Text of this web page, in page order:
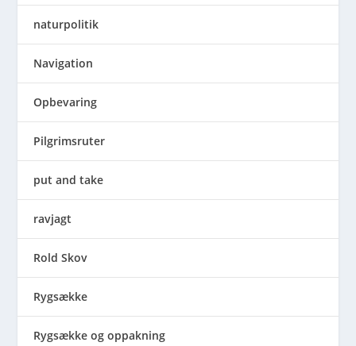
naturpolitik
Navigation
Opbevaring
Pilgrimsruter
put and take
ravjagt
Rold Skov
Rygsække
Rygsække og oppakning